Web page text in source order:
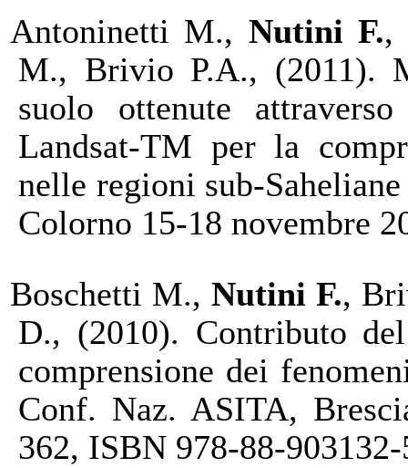
Antoninetti M., Nutini F.,
M., Brivio P.A., (2011).
suolo ottenute
Landsat-TM per la
nelle regioni sub-
Colorno 15-18 novembre
Boschetti M., Nutini F.,
D., (2010). Contributo
comprensione dei
Conf. Naz. ASITA,
362, ISBN 978-88-